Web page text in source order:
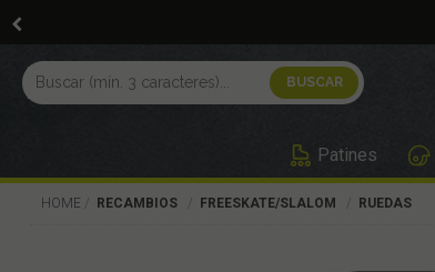
Patines
HOME RECAMBIOS FREESKATE/SLALOM RUEDAS